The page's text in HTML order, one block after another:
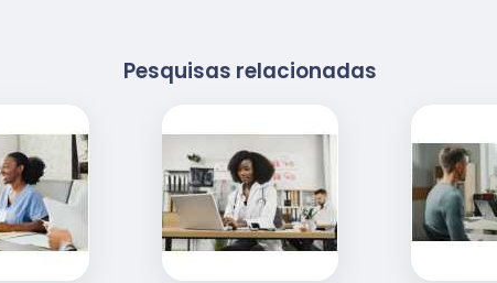
Pesquisas relacionadas